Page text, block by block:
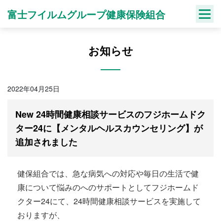
富士フイルムグループ健康保険組合
お知らせ
2022年04月25日
New 24時間健康相談サービスのフジホームドク
ター24に【メンタルヘルスカウンセリング】が
追加されました
健保組合では、急な病気への対応や毎日の生活で健
康について悩みのへのサポートとしてフジホームド
クター24にて、24時間健康相談サービスを実施して
おりますが、